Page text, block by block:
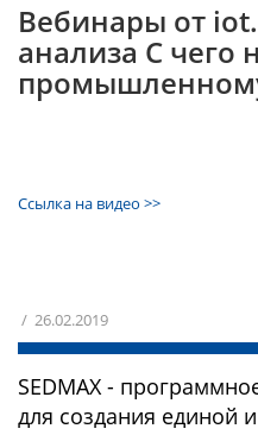
Вебинары от
анализа С чего
Ссылка на видео >>
/ 26.02.2019
SEDMAX -
для создания единой